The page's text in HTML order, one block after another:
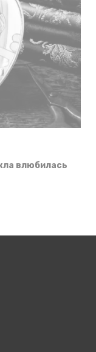
влюбилась